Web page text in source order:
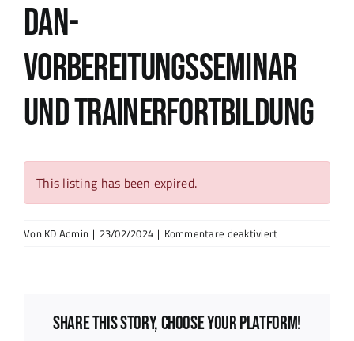
Kummooyeh
Standorte
Events
Kontakt
Zeige
grösseres
Bild
Dan-
Vorbereitungsseminar
und Trainerfortbildung
This listing has been expired.
Von KD Admin | 23/02/2024 | Kommentare deaktiviertfür
Share This Story, Choose Your Platform!